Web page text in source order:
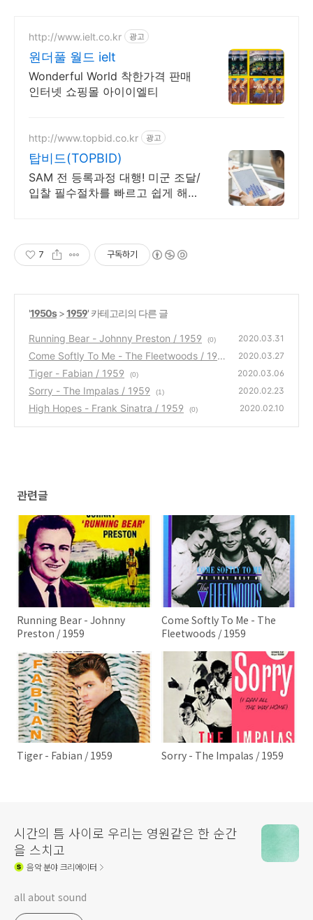
http://www.ielt.co.kr 광고
원더풀 월드 ielt
Wonderful World 착한가격 판매
인터넷 쇼핑몰 아이이엘티
http://www.topbid.co.kr 광고
탑비드(TOPBID)
SAM 전 등록과정 대행! 미군 조달/
입찰 필수절차를 빠르고 쉽게 해결
7 구독하기
'1950s>1959' 카테고리의 다른 글
Running Bear - Johnny Preston / 1959 (0) 2020.03.31
Come Softly To Me - The Fleetwoods / 195
9
(0)
2020.03.27
Tiger - Fabian / 1959 (0) 2020.03.06
Sorry - The Impalas / 1959 (1) 2020.02.23
High Hopes - Frank Sinatra / 1959 (0) 2020.02.10
관련글
Running Bear - Johnny
Preston / 1959
Come Softly To Me - The
Fleetwoods / 1959
Tiger - Fabian / 1959 Sorry - The Impalas / 1959
시간의 틈 사이로 우리는 영원같은 한 순간
을 스치고
음악분야 크리에이터
all about sound